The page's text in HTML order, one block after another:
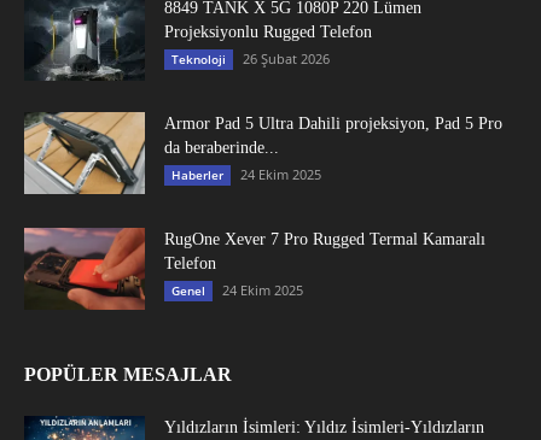
8849 TANK X 5G 1080P 220 Lümen
Projeksiyonlu Rugged Telefon
Teknoloji 26 Şubat 2026
Armor Pad 5 Ultra Dahili projeksiyon, Pad 5 Pro
da beraberinde...
Haberler 24 Ekim 2025
RugOne Xever 7 Pro Rugged Termal Kamaralı
Telefon
Genel 24 Ekim 2025
POPÜLER MESAJLAR
Yıldızların İsimleri: Yıldız İsimleri-Yıldızların